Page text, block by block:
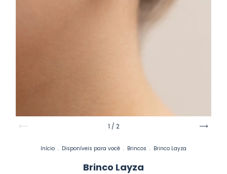
1 / 2
Início . Disponíveis para você . Brincos . Brinco Layza
Brinco Layza